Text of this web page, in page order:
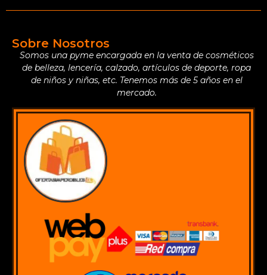
Sobre Nosotros
Somos una pyme encargada en la venta de cosméticos
de belleza, lencería, calzado, artículos de deporte, ropa
de niños y niñas, etc. Tenemos más de 5 años en el
mercado.